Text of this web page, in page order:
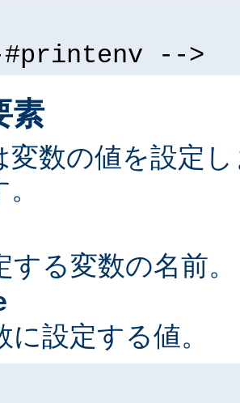
-->
素
変数の値を設定
する変数の名前。
に設定する値。